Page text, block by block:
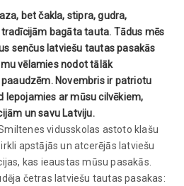
bet čakla, stipra, gudra,
bagāta tauta. Tādus mēs
senčus latviešu tautas pasakās
vēlamies nodot tālāk
Novembris ir patriotu
lepojamies ar mūsu cilvēkiem,
un savu Latviju.
vidusskolas astoto klašu
apstājās un atcerējās latviešu
kas ieaustas mūsu pasakās.
četras latviešu tautas pasakas: